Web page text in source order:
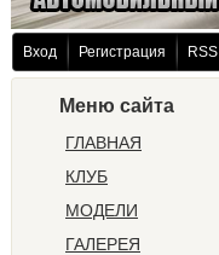
Вход Регистрация RSS
Меню сайта
ГЛАВНАЯ
КЛУБ
МОДЕЛИ
ГАЛЕРЕЯ